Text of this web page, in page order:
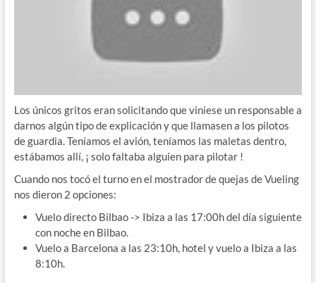
Los únicos gritos eran solicitando que viniese un responsable a
darnos algún tipo de explicación y que llamasen a los pilotos
de guardia. Teníamos el avión, teníamos las maletas dentro,
estábamos allí, ¡ solo faltaba alguien para pilotar !
Cuando nos tocó el turno en el mostrador de quejas de Vueling
nos dieron 2 opciones:
Vuelo directo Bilbao -> Ibiza a las 17:00h del día siguiente
con noche en Bilbao.
Vuelo a Barcelona a las 23:10h, hotel y vuelo a Ibiza a las
8:10h.